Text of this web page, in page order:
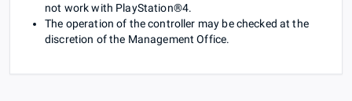
not work with PlayStation®4.
The operation of the controller may be checked at the
discretion of the Management Office.